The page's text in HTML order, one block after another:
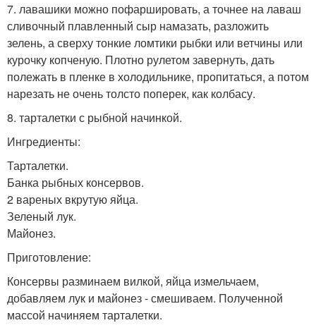
7. лавашики можно пофаршировать, а точнее на лаваш
сливочный плавленный сыр намазать, разложить
зелень, а сверху тонкие ломтики рыбки или ветчины или
курочку копченую. Плотно рулетом завернуть, дать
полежать в пленке в холодильнике, пропитаться, а потом
нарезать не очень толсто поперек, как колбасу.
8. тарталетки с рыбной начинкой.
Ингредиенты:
Тарталетки.
Банка рыбных консервов.
2 вареных вкрутую яйца.
Зеленый лук.
Майонез.
Приготовление:
Консервы разминаем вилкой, яйца измельчаем,
добавляем лук и майонез - смешиваем. Полученной
массой начиняем тарталетки.